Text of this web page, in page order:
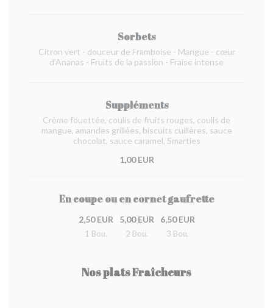
Sorbets
Citron vert - douceur de Framboise - Mangue - cœur
d'Ananas - Fruits de la passion - Fraise intense
Suppléments
Crème fouettée, coulis de fruits rouges, coulis de
mangue, amandes grillées, biscuits cuillères, sauce
chocolat, sauce caramel, Smarties
1,00 EUR
En coupe ou en cornet gaufrette
2,50 EUR
1 Bou.
5,00 EUR
2 Bou.
6,50 EUR
3 Bou.
Nos plats Fraîcheurs